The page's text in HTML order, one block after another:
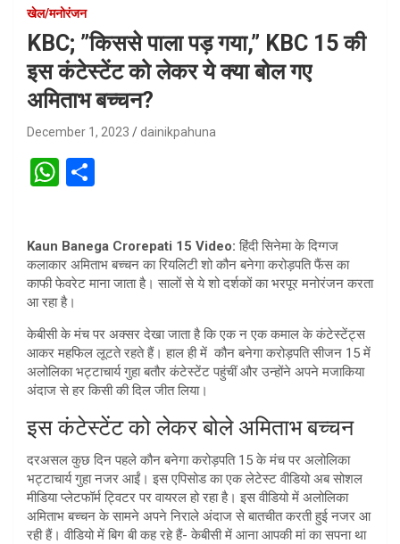
खेल/मनोरंजन
KBC; ”किससे पाला पड़ गया,” KBC 15 की
इस कंटेस्टेंट को लेकर ये क्या बोल गए
अमिताभ बच्चन?
December 1, 2023 dainikpahuna
W
s
A
p
p
e
Kaun Banega Crorepati 15 Video:हिंदी सिनेमा के दिग्गज
कलाकार अमिताभ बच्चन का रियलिटी शो कौन बनेगा करोड़पति फैंस का
काफी फेवरेट माना जाता है। सालों से ये शो दर्शकों का भरपूर मनोरंजन करता
आ रहा है।
केबीसी के मंच पर अक्सर देखा जाता है कि एक न एक कमाल के कंटेस्टेंट्स
आकर महफिल लूटते रहते हैं। हाल ही में कौन बनेगा करोड़पति सीजन 15 में
अलोलिका भट्टाचार्य गुहा बतौर कंटेस्टेंट पहुंचीं और उन्होंने अपने मजाकिया
अंदाज से हर किसी की दिल जीत लिया।
इस कंटेस्टेंट को लेकर बोले अमिताभ बच्चन
दरअसल कुछ दिन पहले कौन बनेगा करोड़पति 15 के मंच पर अलोलिका
भट्टाचार्य गुहा नजर आईं। इस एपिसोड का एक लेटेस्ट वीडियो अब सोशल
मीडिया प्लेटफॉर्म ट्विटर पर वायरल हो रहा है। इस वीडियो में अलोलिका
अमिताभ बच्चन के सामने अपने निराले अंदाज से बातचीत करती हुई नजर आ
रही हैं। वीडियो में बिग बी कह रहे हैं- केबीसी में आना आपकी मां का सपना था